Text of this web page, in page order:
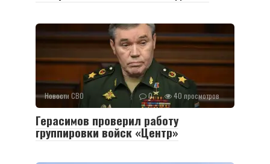
Новости СВО 0 40 просмотров
Герасимов проверил работу
группировки войск «Центр»